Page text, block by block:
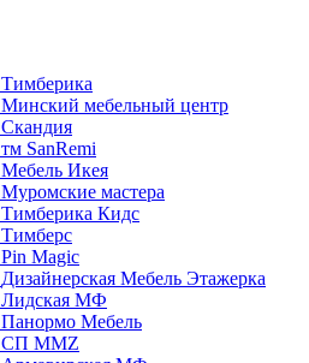
Тимберика
Минский мебельный центр
Скандия
тм SanRemi
Мебель Икея
Муромские мастера
Тимберика Кидс
Тимберс
Pin Magic
Дизайнерская Мебель Этажерка
Лидская МФ
Панормо Мебель
СП ММZ